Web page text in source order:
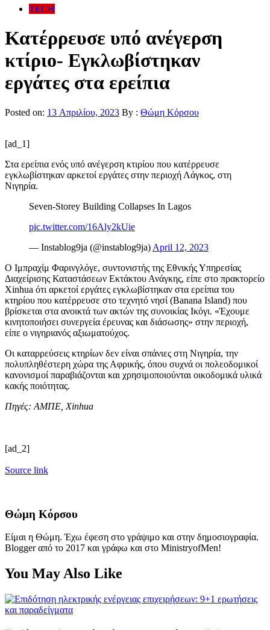
TECH
Κατέρρευσε υπό ανέγερση
κτίριο- Εγκλωβίστηκαν
εργάτες στα ερείπια
Posted on: 13 Απριλίου, 2023 By : Θώμη Κόρσου
[ad_1]
Στα ερείπια ενός υπό ανέγερση κτιρίου που κατέρρευσε
εγκλωβίστηκαν αρκετοί εργάτες στην περιοχή Λάγκος, στη
Νιγηρία.
Seven-Storey Building Collapses In Lagos
pic.twitter.com/16Aly2kUie
— Instablog9ja (@instablog9ja) April 12, 2023
Ο Ιμπραχίμ Φαρινγλόγε, συντονιστής της Εθνικής Υπηρεσίας
Διαχείρισης Καταστάσεων Εκτάκτου Ανάγκης, είπε στο πρακτορείο
Xinhua ότι αρκετοί εργάτες εγκλωβίστηκαν στα ερείπια του
κτηρίου που κατέρρευσε στο τεχνητό νησί (Banana Island) που
βρίσκεται στα ανοικτά των ακτών της συνοικίας Ικόγι. «Έχουμε
κινητοποιήσει συνεργεία έρευνας και διάσωσης» στην περιοχή,
είπε ο νιγηριανός αξιωματούχος.
Οι καταρρεύσεις κτηρίων δεν είναι σπάνιες στη Νιγηρία, την
πολυπληθέστερη χώρα της Αφρικής, όπου συχνά οι πολεοδομικοί
κανονισμοί παραβιάζονται και χρησιμοποιούνται οικοδομικά υλικά
κακής ποιότητας.
Πηγές: ΑΜΠΕ, Xinhua
[ad_2]
Source link
Θώμη Κόρσου
Είμαι η Θώμη. Έχω έφεση στο γράψιμο και στην δημοσιογραφία.
Blogger από το 2017 και γράφω και στο MinistryofMen!
You May Also Like